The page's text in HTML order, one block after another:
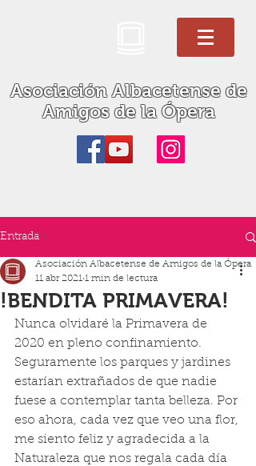
Asociación Albacetense de
Amigos de la Ópera
Entrada
!BENDITA PRIMAVERA!
Asociación Albacetense de Amigos de la Ópera
11 abr 2021 1 min de lectura
Nunca olvidaré la Primavera de
2020 en pleno confinamiento.
Seguramente los parques y jardines
estarían extrañados de que nadie
fuese a contemplar tanta belleza. Por
eso ahora, cada vez que veo una flor,
me siento feliz y agradecida a la
Naturaleza que nos regala cada día